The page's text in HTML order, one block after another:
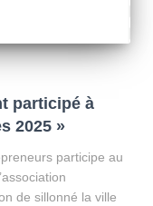
participé à
2025 »
participe au
de sillonné la ville